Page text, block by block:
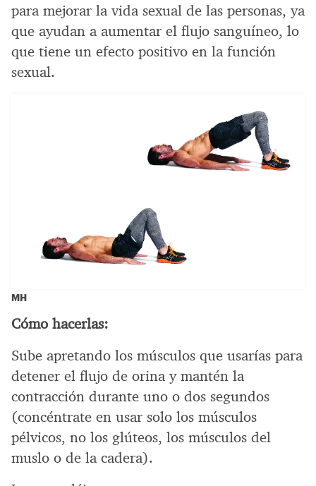
para mejorar la vida sexual de las personas, ya
que ayudan a aumentar el flujo sanguíneo, lo
que tiene un efecto positivo en la función
sexual.
MH
Cómo hacerlas:
Sube apretando los músculos que usarías para
detener el flujo de orina y mantén la
contracción durante uno o dos segundos
(concéntrate en usar solo los músculos
pélvicos, no los glúteos, los músculos del
muslo o de la cadera).